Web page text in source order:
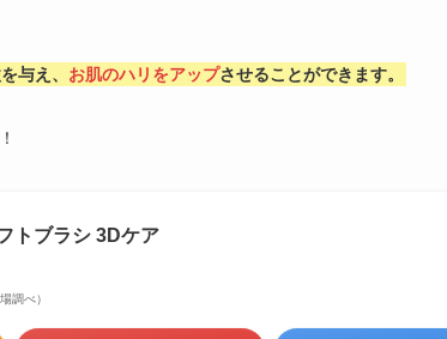
与え、 お肌のハリをアップさせることができます。
トブラシ 3Dケア
調べ）